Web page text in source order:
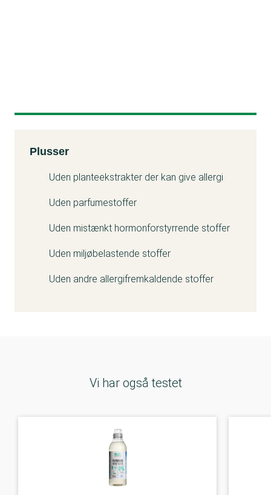
Kemitest
Plusser
Uden planteekstrakter der kan give allergi
Uden parfumestoffer
Uden mistænkt hormonforstyrrende stoffer
Uden miljøbelastende stoffer
Uden andre allergifremkaldende stoffer
Vi har også testet